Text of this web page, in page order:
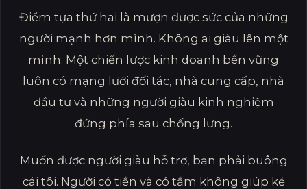
Điểm tựa thứ hai là mượn được sức của những
người mạnh hơn mình. Không ai giàu lên một
mình. Một chiến lược kinh doanh bền vững
luôn có mạng lưới đối tác, nhà cung cấp, nhà
đầu tư và những người giàu kinh nghiệm
đứng phía sau chống lưng.
Muốn được người giàu hỗ trợ, bạn phải buông
cái tôi. Người có tiền và có tầm không giúp kẻ